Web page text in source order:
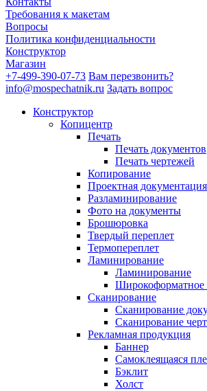
Требования к макетам
Вопросы
Политика конфиденциальности
Конструктор
Магазин
+7-499-390-07-73 Вам перезвонить?
info@mospechatnik.ru Задать вопрос
Конструктор
Копицентр
Печать
Печать документов
Печать чертежей
Копирование
Проектная документация
Разламинирование
Фото на документы
Брошюровка
Твердый переплет
Термопереплет
Ламинирование
Ламинирование
Широкоформатное
Сканирование
Сканирование
Сканирование
Рекламная продукция
Баннер
Самоклеящаяся
Бэклит
Холст